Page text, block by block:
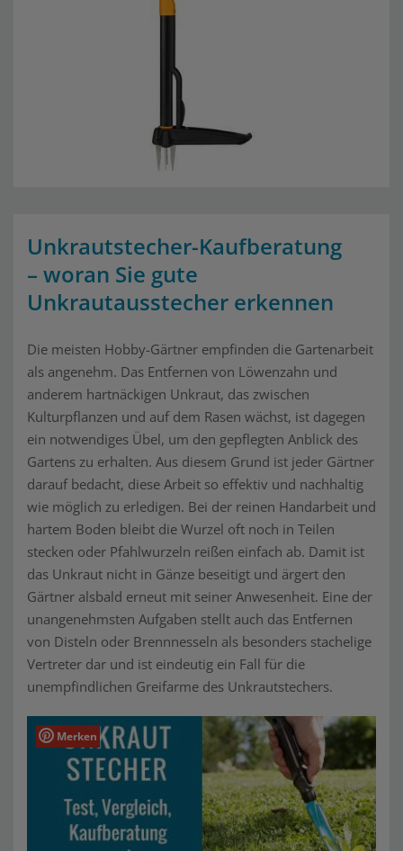
Unkrautstecher-Kaufberatung
– woran Sie gute
Unkrautausstecher erkennen
Die meisten Hobby-Gärtner empfinden die Gartenarbeit
als angenehm. Das Entfernen von Löwenzahn und
anderem hartnäckigen Unkraut, das zwischen
Kulturpflanzen und auf dem Rasen wächst, ist dagegen
ein notwendiges Übel, um den gepflegten Anblick des
Gartens zu erhalten. Aus diesem Grund ist jeder Gärtner
darauf bedacht, diese Arbeit so effektiv und nachhaltig
wie möglich zu erledigen. Bei der reinen Handarbeit und
hartem Boden bleibt die Wurzel oft noch in Teilen
stecken oder Pfahlwurzeln reißen einfach ab. Damit ist
das Unkraut nicht in Gänze beseitigt und ärgert den
Gärtner alsbald erneut mit seiner Anwesenheit. Eine der
unangenehmsten Aufgaben stellt auch das Entfernen
von Disteln oder Brennnesseln als besonders stachelige
Vertreter dar und ist eindeutig ein Fall für die
unempfindlichen Greifarme des Unkrautstechers.
Merken